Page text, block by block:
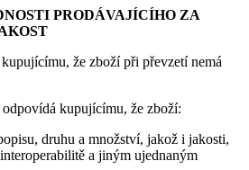
PRODÁVAJÍCÍHO ZA
že zboží při převzetí nemá
kupujícímu, že zboží:
druhu a množství, jakož i jakosti,
a jiným ujednaným